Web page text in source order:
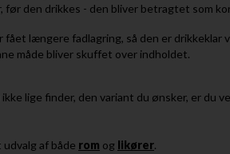
før den drikkes - den bliver betragtet som
længere fadlagring, så den er drikkeklar
måde bliver skuffet over indholdet.
lige finder, den variant du ønsker, er du
af både rom og likører.